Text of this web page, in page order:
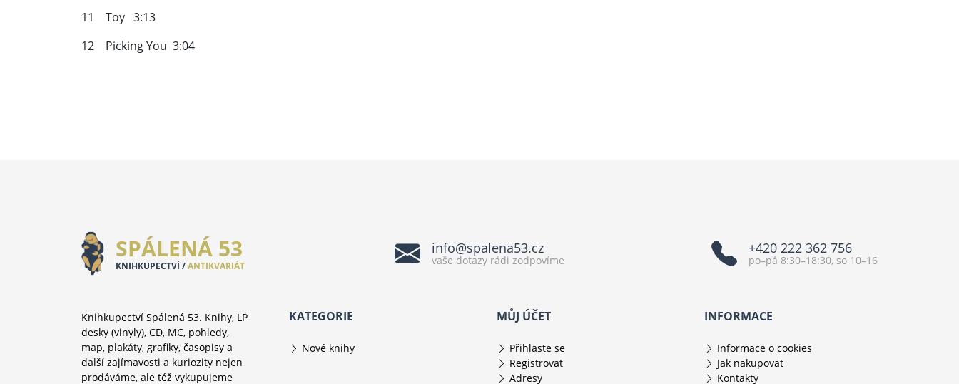
11 Toy 3:13
12 Picking You 3:04
SPÁLENÁ 53
KNIHKUPECTVÍ /ANTIKVARIÁT
info@spalena53.cz
vaše dotazy rádi zodpovíme
+420 222 362 756
po–pá 8:30–18:30, so 10–16
Knihkupectví Spálená 53. Knihy, LP
desky (vinyly), CD, MC, pohledy,
map, plakáty, grafiky, časopisy a
další zajímavosti a kuriozity nejen
prodáváme, ale též vykupujeme
KATEGORIE
Nové knihy
MŮJ ÚČET
Přihlaste se
Registrovat
Adresy
INFORMACE
Informace o cookies
Jak nakupovat
Kontakty